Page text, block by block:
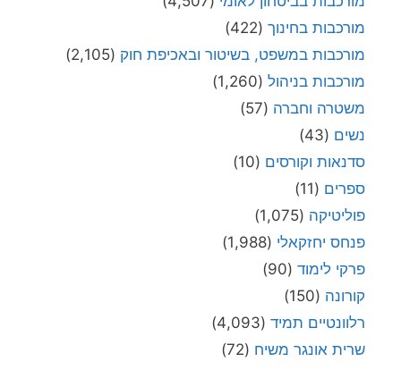
מורכבות בחינוך (422)
מורכבות במשפט, בשיטור ובאכיפת חוק (2,105)
מורכבות בניהול (1,260)
משטרה וחברה (57)
נשים (43)
סדנאות וקורסים (10)
ספרים (11)
פוליטיקה (1,075)
פנחס יחזקאלי (1,988)
פרקי לימוד (90)
קורונה (150)
רלוונטיים תמיד (4,093)
שרית אונגר משיח (72)